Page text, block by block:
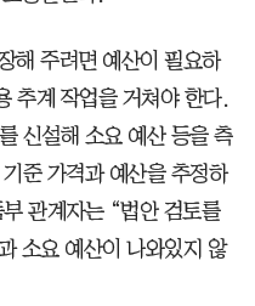
해 주려면 예산이 필요하
추계 작업을 거쳐야 한다.
신설해 소요 예산 등을 측
준 가격과 예산을 추정하
관계자는 “법안 검토를
소요 예산이 나와있지 않